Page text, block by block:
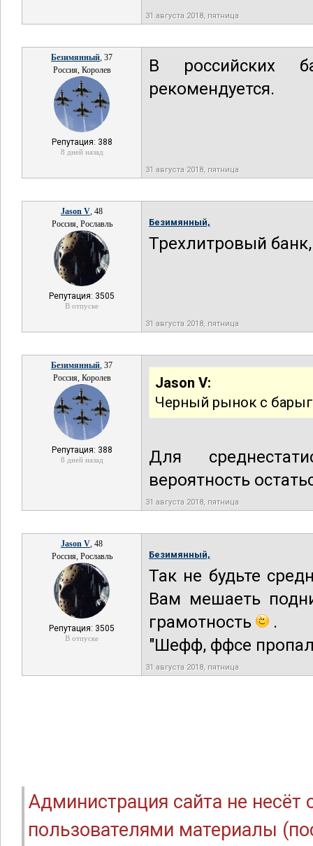
31 августа 2018, пятница
Безимянный, 37
Россия, Королев
Репутация: 388
8 дней назад
В российских
рекомендуется.
31 августа 2018, пятница
Jason V, 48
Россия, Рославль
Репутация: 3505
В отпуске
Безимянный,
Трехлитровый
31 августа 2018, пятница
Безимянный, 37
Россия, Королев
Репутация: 388
8 дней назад
Jason V:
Черный рынок с
Для
вероятность
31 августа 2018, пятница
Jason V, 48
Россия, Рославль
Репутация: 3505
В отпуске
Безимянный,
Так не будьте
Вам мешаеть
грамотность
.
"Шефф, ффсе
31 августа 2018, пятница
Администрация сайта не
пользователями материалы